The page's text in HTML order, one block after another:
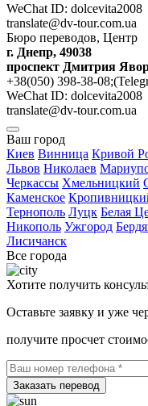
WeChat ID: dolcevita2008
translate@dv-tour.com.ua
Бюро переводов, Центр
г. Днепр, 49038
проспект Дмитрия
+38(050) 398-38-
WeChat ID: dolcevita2008
translate@dv-tour.com.ua
Ваш город
Киев Винница Кривой
Львов Николаев
Черкассы Хмельницкий
Каменское
Тернополь Луцк Белая
Никополь Ужгород
Лисичанск
Все города
Хотите получить
Оставьте заявку и уже
получите просчет
Заказать перевод